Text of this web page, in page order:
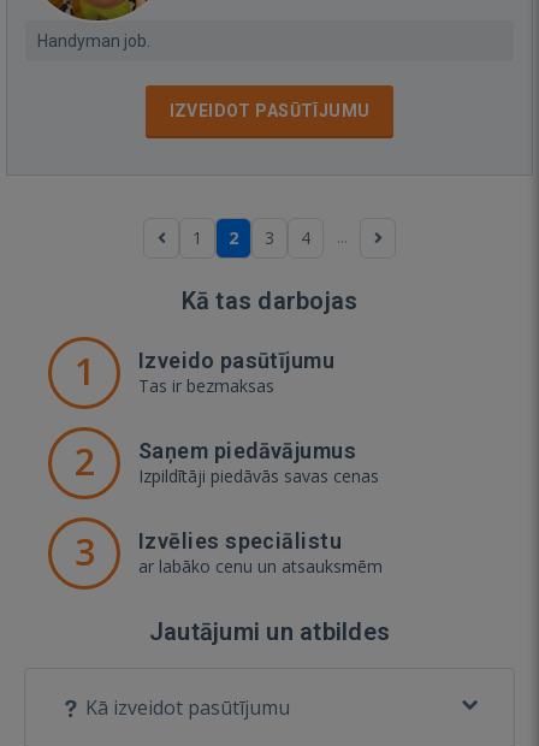
Handyman job.
IZVEIDOT PASŪTĪJUMU
1 2 3 4 ...
Kā tas darbojas
1 Izveido pasūtījumu
Tas ir bezmaksas
2 Saņem piedāvājumus
Izpildītāji piedāvās savas cenas
3 Izvēlies speciālistu
ar labāko cenu un atsauksmēm
Jautājumi un atbildes
Kā izveidot pasūtījumu